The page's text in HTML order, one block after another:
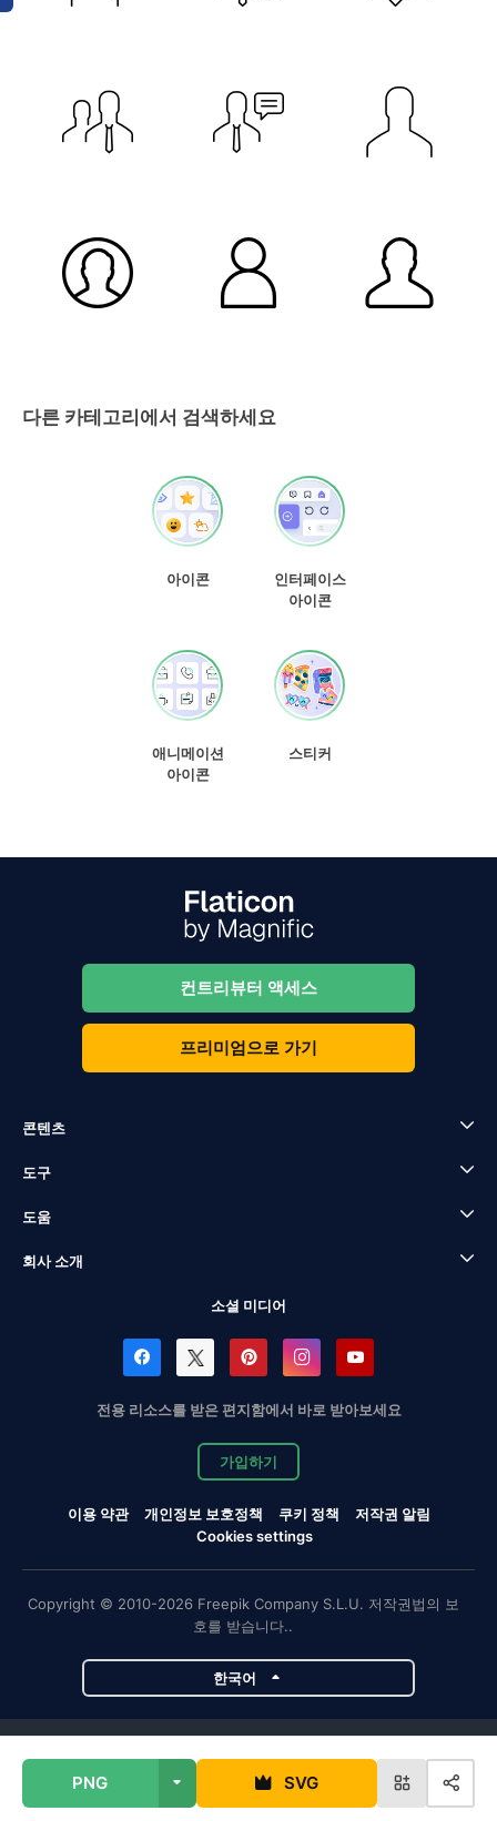
PNG SVG
다른 카테고리에서 검색하세요
아이콘
인터페이스
아이콘
애니메이션
아이콘
스티커
컨트리뷰터 액세스
프리미엄으로 가기
콘텐츠
도구
도움
회사 소개
소셜 미디어
전용 리소스를 받은 편지함에서 바로 받아보세요
가입하기
이용 약관 개인정보 보호정책 쿠키 정책
저작권 알림
Cookies settings
Copyright © 2010-2026 Freepik Company S.L.U. 저작권법의 보
호를 받습니다..
한국어